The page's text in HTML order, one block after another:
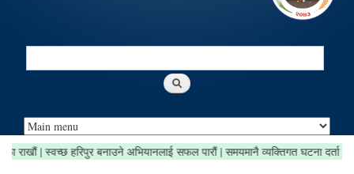
Search
सफा राखौं | स्वच्छ हरिपुर बनाउने अभियानलाई सफल पारौं | समयमानै व्यक्तिगत घटना